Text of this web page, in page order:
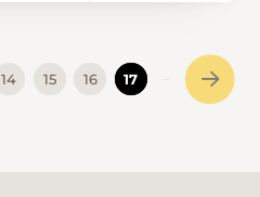
14 15 16 17